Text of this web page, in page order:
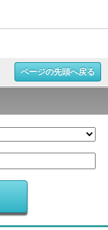
ページの先頭へ戻る